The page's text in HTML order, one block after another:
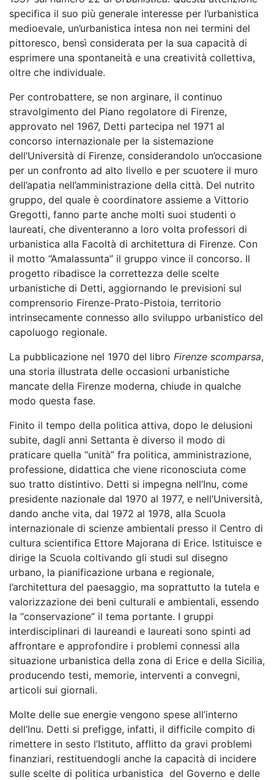
specifica il suo più generale interesse per l’urbanistica
medioevale, un’urbanistica intesa non nei termini del
pittoresco, bensì considerata per la sua capacità di
esprimere una spontaneità e una creatività collettiva,
oltre che individuale.
Per controbattere, se non arginare, il continuo
stravolgimento del Piano regolatore di Firenze,
approvato nel 1967, Detti partecipa nel 1971 al
concorso internazionale per la sistemazione
dell’Università di Firenze, considerandolo un’occasione
per un confronto ad alto livello e per scuotere il muro
dell’apatia nell’amministrazione della città. Del nutrito
gruppo, del quale è coordinatore assieme a Vittorio
Gregotti, fanno parte anche molti suoi studenti o
laureati, che diventeranno a loro volta professori di
urbanistica alla Facoltà di architettura di Firenze. Con
il motto “Amalassunta” il gruppo vince il concorso. Il
progetto ribadisce la correttezza delle scelte
urbanistiche di Detti, aggiornando le previsioni sul
comprensorio Firenze-Prato-Pistoia, territorio
intrinsecamente connesso allo sviluppo urbanistico del
capoluogo regionale.
La pubblicazione nel 1970 del libro Firenze scomparsa,
una storia illustrata delle occasioni urbanistiche
mancate della Firenze moderna, chiude in qualche
modo questa fase.
Finito il tempo della politica attiva, dopo le delusioni
subite, dagli anni Settanta è diverso il modo di
praticare quella “unità” fra politica, amministrazione,
professione, didattica che viene riconosciuta come
suo tratto distintivo. Detti si impegna nell’Inu, come
presidente nazionale dal 1970 al 1977, e nell’Università,
dando anche vita, dal 1972 al 1978, alla Scuola
internazionale di scienze ambientali presso il Centro di
cultura scientifica Ettore Majorana di Erice. Istituisce e
dirige la Scuola coltivando gli studi sul disegno
urbano, la pianificazione urbana e regionale,
l’architettura del paesaggio, ma soprattutto la tutela e
valorizzazione dei beni culturali e ambientali, essendo
la “conservazione” il tema portante. I gruppi
interdisciplinari di laureandi e laureati sono spinti ad
affrontare e approfondire i problemi connessi alla
situazione urbanistica della zona di Erice e della Sicilia,
producendo testi, memorie, interventi a convegni,
articoli sui giornali.
Molte delle sue energie vengono spese all’interno
dell’Inu. Detti si prefigge, infatti, il difficile compito di
rimettere in sesto l’Istituto, afflitto da gravi problemi
finanziari, restituendogli anche la capacità di incidere
sulle scelte di politica urbanistica del Governo e delle